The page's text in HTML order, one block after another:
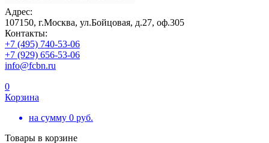
Адрес:
107150, г.Москва, ул.Бойцовая, д.27, оф.305
Контакты:
+7 (495) 740-53-06
+7 (929) 656-53-06
info@fcbn.ru
0
Корзина
на сумму 0 руб.
Товары в корзине